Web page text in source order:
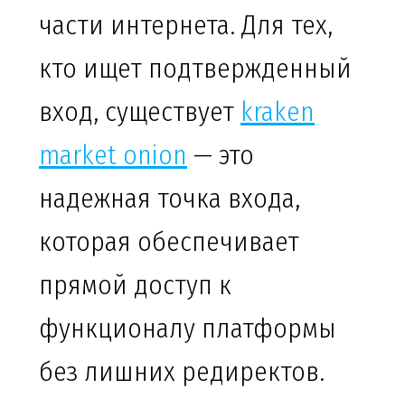
части интернета. Для тех,
кто ищет подтвержденный
вход, существует kraken
market onion — это
надежная точка входа,
которая обеспечивает
прямой доступ к
функционалу платформы
без лишних редиректов.